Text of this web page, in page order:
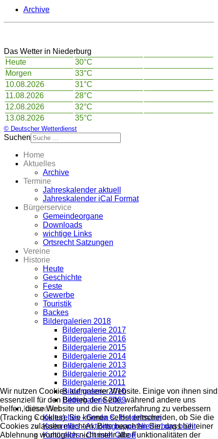
Archive
Das Wetter in Niederburg
Heute
30°C
Morgen
33°C
10.08.2026
31°C
11.08.2026
28°C
12.08.2026
32°C
13.08.2026
35°C
© Deutscher Wetterdienst
Suchen
Home
Aktuelles
Archive
Termine
Jahreskalender aktuell
Jahreskalender iCal Format
Bürgerservice
Gemeindeorgane
Downloads
wichtige Links
Ortsrecht Satzungen
Vereine
Historie
Heute
Geschichte
Feste
Gewerbe
Touristik
Backes
Bildergalerien 2018
Bildergalerie 2017
Bildergalerie 2016
Bildergalerie 2015
Bildergalerie 2014
Bildergalerie 2013
Bildergalerie 2012
Bildergalerie 2011
Bildergalerie 2010
Bildergalerie 2009
Kulturelles
Kulturelles - Gerda C. Heidelmann
Kulturelles - Aktionsgruppe Niederburg blüht
Kulturelles - Christel Olbort
Wir nutzen Cookies auf unserer Website. Einige von ihnen sind
essenziell für den Betrieb der Seite, während andere uns
helfen, diese Website und die Nutzererfahrung zu verbessern
(Tracking Cookies). Sie können selbst entscheiden, ob Sie die
Cookies zulassen möchten. Bitte beachten Sie, dass bei einer
Ablehnung womöglich nicht mehr alle Funktionalitäten der